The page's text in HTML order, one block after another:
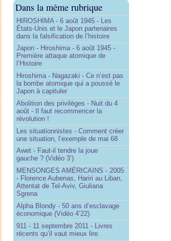
Dans la même rubrique
HIROSHIMA - 6 août 1945 - Les
États-Unis et le Japon partenaires
dans la falsification de l’histoire
Japon - Hiroshima - 6 août 1945 -
Première attaque atomique de
l’Histoire
Hiroshima - Nagazaki - Ce n’est pas
la bombe atomique qui a poussé le
Japon à capituler
Abolition des privilèges - Nuit du 4
août - Il faut recommencer la
révolution !
Les situationnistes - Comment créer
une situation, l’exemple de mai 68
Awet - Faut-il tendre la joue
gauche ? (Vidéo 3’)
MENSONGES AMÉRICAINS - 2005
- Florence Aubenas, Hariri au Liban,
Attentat de Tel-Aviv, Giuliana
Sgrena
Alpha Blondy - 50 ans d’esclavage
économique (Vidéo 4’22)
911 - 11 septembre 2011 - Livres
récents qu’il vaut mieux lire.